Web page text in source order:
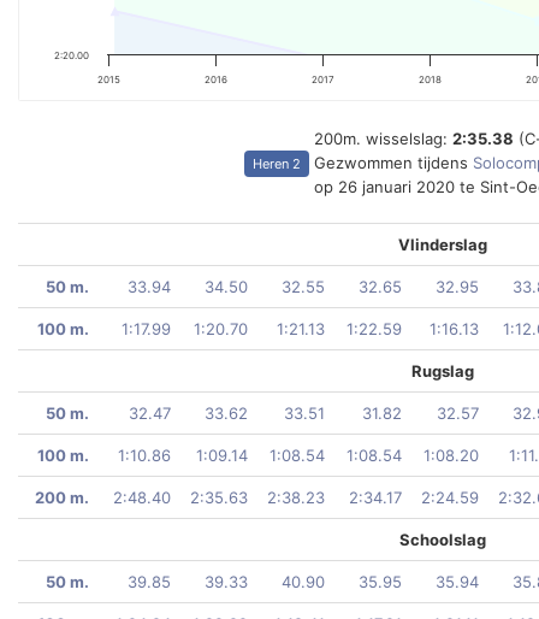
2015 2016 2017 2018
2:20.00
Heren 2
200m. wisselslag: 2:35.38
Gezwommen tijdens
op 26 januari 2020 te Sint-
Vlinderslag
50 m. 33.94 34.50 32.55 32.65 32.95
100 m. 1:17.99 1:20.70 1:21.13 1:22.59 1:16.13
Rugslag
50 m. 32.47 33.62 33.51 31.82 32.57
100 m. 1:10.86 1:09.14 1:08.54 1:08.54 1:08.20
200 m. 2:48.40 2:35.63 2:38.23 2:34.17 2:24.59
Schoolslag
50 m. 39.85 39.33 40.90 35.95 35.94